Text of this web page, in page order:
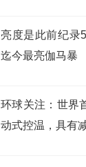
亮度是此前纪录
迄今最亮伽马暴
环球关注：世界
动式控温，具有